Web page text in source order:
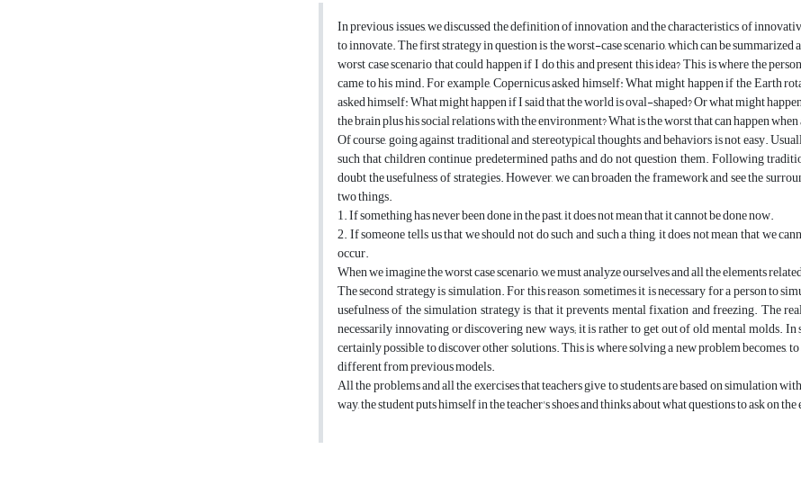
In previous issues, we discussed the definition of innovation and the characteristics of
to innovate. The first strategy in question is the worst-case scenario, which can be
worst case scenario that could happen if I do this and present this idea? This is where the
came to his mind. For example, Copernicus asked himself: What might happen if the Earth
asked himself: What might happen if I said that the world is oval-shaped? Or what might
the brain plus his social relations with the environment? What is the worst that can happen
Of course, going against traditional and stereotypical thoughts and behaviors is not easy.
such that children continue predetermined paths and do not question them. Following
doubt the usefulness of strategies. However, we can broaden the framework and see the
two things.
1. If something has never been done in the past, it does not mean that it cannot be done now.
2. If someone tells us that we should not do such and such a thing, it does not mean that we
occur.
When we imagine the worst case scenario, we must analyze ourselves and all the elements
The second strategy is simulation. For this reason, sometimes it is necessary for a person to
usefulness of the simulation strategy is that it prevents mental fixation and freezing. The
necessarily innovating or discovering new ways; it is rather to get out of old mental molds.
certainly possible to discover other solutions. This is where solving a new problem becomes,
different from previous models.
All the problems and all the exercises that teachers give to students are based on simulation
way, the student puts himself in the teacher's shoes and thinks about what questions to ask on